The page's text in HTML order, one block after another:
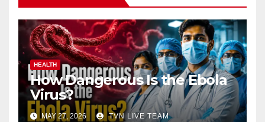
HEALTH
How Dangerous Is the Ebola
Virus?
MAY 27, 2026 TVN LIVE TEAM